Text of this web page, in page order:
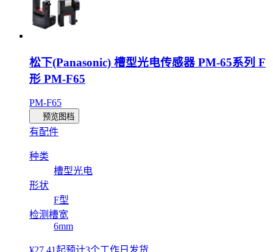
松下(Panasonic) 槽型光电传感器 PM-65系列 F
形 PM-F65
PM-F65
预览图档
有配件
种类
槽型光电
形状
F型
检测槽宽
6mm
¥27.41起预计3个工作日发货